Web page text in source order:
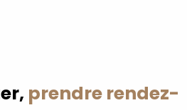
prendre rendez-